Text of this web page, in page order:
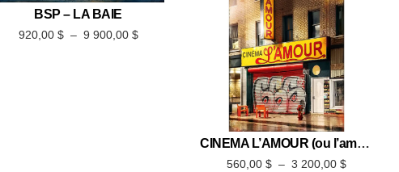
BSP – LA BAIE
920,00 $ – 9 900,00 $
CINÉMA L’AMOUR (ou l’amour avec un grand C)
560,00$ – 3 200,00$